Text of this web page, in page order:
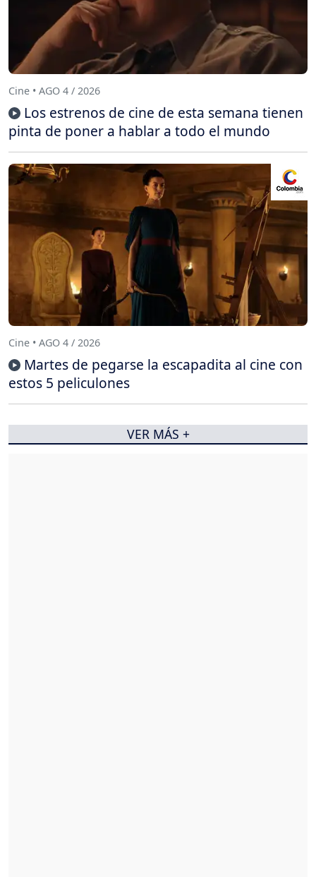
Cine • AGO 4 / 2026
Los estrenos de cine de esta semana tienen
pinta de poner a hablar a todo el mundo
Cine • AGO 4 / 2026
Martes de pegarse la escapadita al cine con
estos 5 peliculones
VER MÁS +